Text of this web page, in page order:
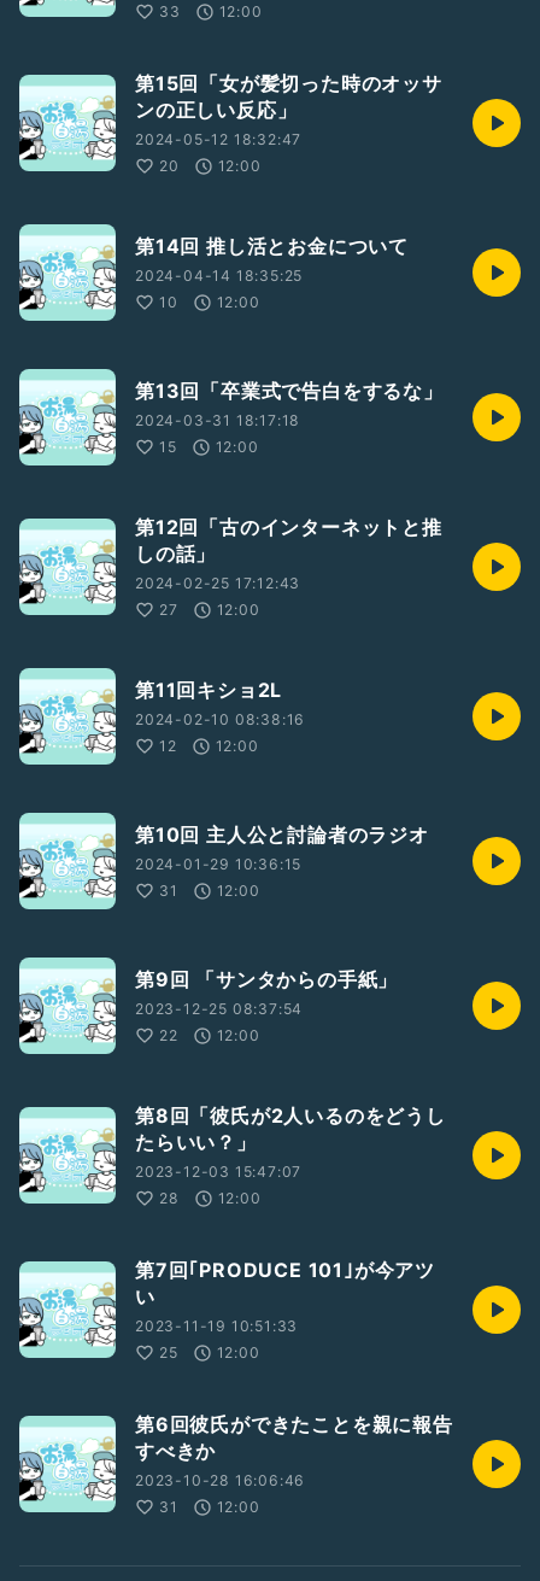
33
12:00
第15回「女が髪切った時のオッサ
ンの正しい反応」
2024-05-12 18:32:47
20
12:00
第14回 推し活とお金について
2024-04-14 18:35:25
10
12:00
第13回「卒業式で告白をするな」
2024-03-31 18:17:18
15
12:00
第12回「古のインターネットと推
しの話」
2024-02-25 17:12:43
27
12:00
第11回キショ2L
2024-02-10 08:38:16
12
12:00
第10回 主人公と討論者のラジオ
2024-01-29 10:36:15
31
12:00
第9回 「サンタからの手紙」
2023-12-25 08:37:54
22
12:00
第8回「彼氏が2人いるのをどうし
たらいい？」
2023-12-03 15:47:07
28
12:00
第7回｢PRODUCE 101｣が今アツ
い
2023-11-19 10:51:33
25
12:00
第6回彼氏ができたことを親に報告
すべきか
2023-10-28 16:06:46
31
12:00